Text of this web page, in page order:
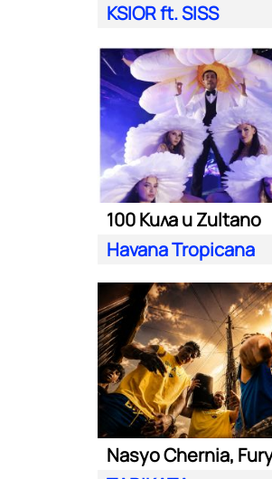
KSIOR ft. SISS
100 Кила и Zultano
Havana Tropicana